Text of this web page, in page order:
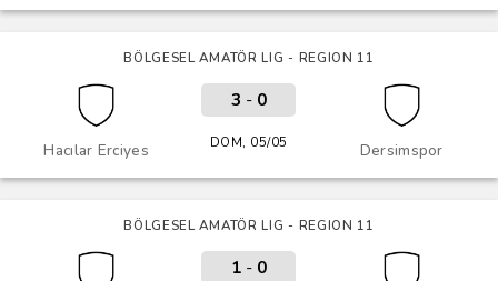
BÖLGESEL AMATÖR LIG - REGION 11
Hacılar Erciyes Dersimspor
3 - 0
DOM, 05/05
BÖLGESEL AMATÖR LIG - REGION 11
1- 0